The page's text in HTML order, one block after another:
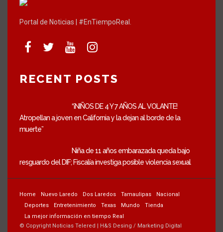
Portal de Noticias | #EnTiempoReal.
RECENT POSTS
“¡NIÑOS DE 4 Y 7 AÑOS AL VOLANTE!
Atropellan a joven en California y la dejan al borde de la
muerte”
Niña de 11 años embarazada queda bajo
resguardo del DIF; Fiscalía investiga posible violencia sexual
Home Nuevo Laredo Dos Laredos Tamaulipas
Nacional
Deportes
Entretenimiento Texas Mundo
Tienda
La mejor información en tiempo Real
© Copyright Noticias Telered | H&S Desing / Marketing Digital